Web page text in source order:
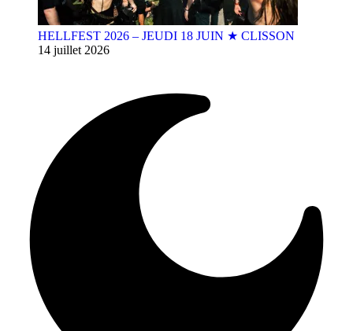
HELLFEST 2026 – JEUDI 18 JUIN ★ CLISSON
14 juillet 2026